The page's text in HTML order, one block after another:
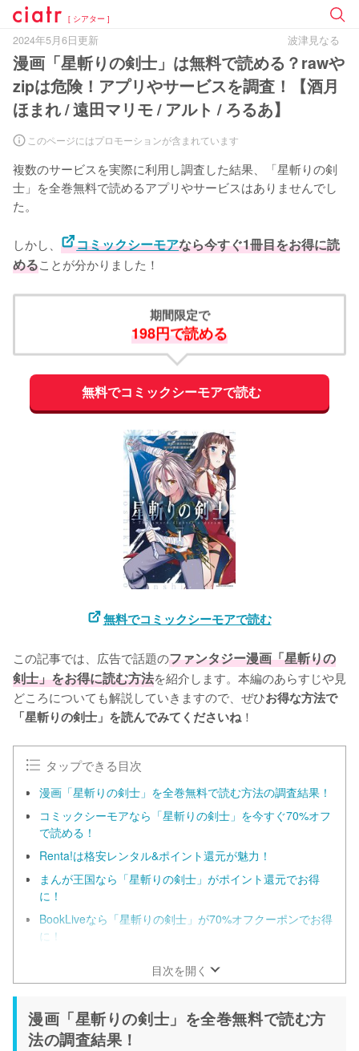
[ シアター ]
2024年5月6日更新 波津見なる
漫画「星斬りの剣士」は無料で読める？rawや
zipは危険！アプリやサービスを調査！【酒月
ほまれ / 遠田マリモ / アルト / ろるあ】
このページにはプロモーションが含まれています
複数のサービスを実際に利用し調査した結果、「星斬りの剣
士」を全巻無料で読めるアプリやサービスはありませんでし
た。
しかし、 コミックシーモアなら今すぐ1冊目をお得に読
めることが分かりました！
期間限定で
198円で読める
無料でコミックシーモアで読む
無料でコミックシーモアで読む
この記事では、広告で話題のファンタジー漫画「星斬りの
剣士」をお得に読む方法を紹介します。本編のあらすじや見
どころについても解説していきますので、ぜひお得な方法で
「星斬りの剣士」を読んでみてくださいね ！
タップできる目次
漫画「星斬りの剣士」を全巻無料で読む方法の調査結果！
コミックシーモアなら「星斬りの剣士」を今すぐ70%オフ
で読める！
Renta!は格安レンタル&ポイント還元が魅力！
まんが王国なら「星斬りの剣士」がポイント還元でお得
に！
BookLiveなら「星斬りの剣士」が70%オフクーポンでお得
に！
目次を開く
漫画「星斬りの剣士」を全巻無料で読む方
法の調査結果！